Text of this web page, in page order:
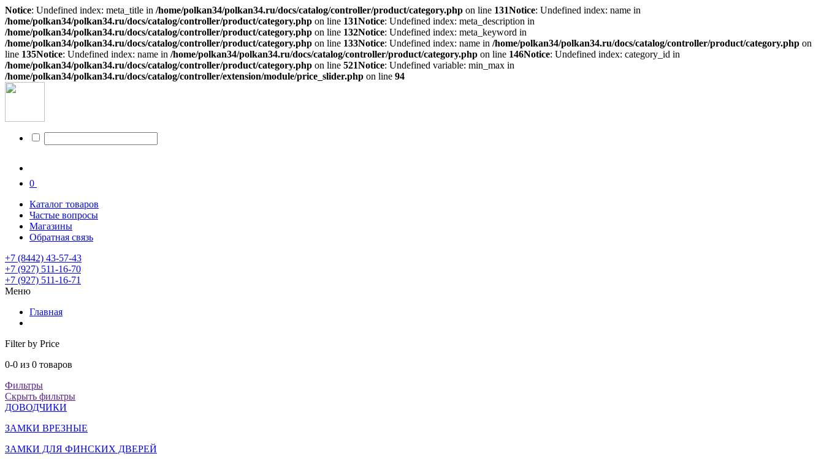
Notice: Undefined index: meta_title in /home/polkan34/polkan34.ru/docs/catalog/controller/product/category.php on line 131Notice: Undefined index: name in
/home/polkan34/polkan34.ru/docs/catalog/controller/product/category.php on line 131Notice: Undefined index: meta_description in
/home/polkan34/polkan34.ru/docs/catalog/controller/product/category.php on line 132Notice: Undefined index: meta_keyword in
/home/polkan34/polkan34.ru/docs/catalog/controller/product/category.php on line 133Notice: Undefined index: name in /home/polkan34/polkan34.ru/docs/catalog/controller/product/category.php on
line 135Notice: Undefined index: name in /home/polkan34/polkan34.ru/docs/catalog/controller/product/category.php on line 146Notice: Undefined index: category_id in
/home/polkan34/polkan34.ru/docs/catalog/controller/product/category.php on line 521Notice: Undefined variable: min_max in
/home/polkan34/polkan34.ru/docs/catalog/controller/extension/module/price_slider.php on line 94
0
Каталог товаров
Частые вопросы
Магазины
Обратная связь
+7 (8442) 43-57-43
+7 (927) 511-16-70
+7 (927) 511-16-71
Меню
Главная
Filter by Price
0-0 из 0 товаров
Фильтры
Скрыть фильтры
ДОВОДЧИКИ
ЗАМКИ ВРЕЗНЫЕ
ЗАМКИ ДЛЯ ФИНСКИХ ДВЕРЕЙ